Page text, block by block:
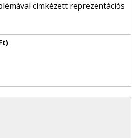
címkézett reprezentációs